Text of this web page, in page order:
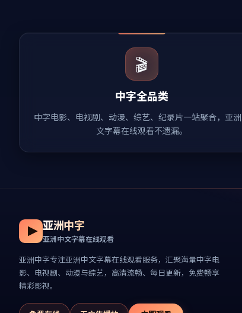
🎬
中字全品类
中字电影、电视剧、动漫、综艺、纪录片一站聚合，亚
文字幕在线观看不遗漏。
亚洲中字
亚洲中文字幕在线观看
亚洲中字专注亚洲中文字幕在线观看服务，汇聚海量中字电
影、电视剧、动漫与综艺，高清流畅、每日更新，免费畅享
精彩影视。